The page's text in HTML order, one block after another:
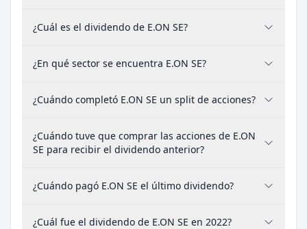
¿Cuál es el dividendo de E.ON SE?
¿En qué sector se encuentra E.ON SE?
¿Cuándo completó E.ON SE un split de acciones?
¿Cuándo tuve que comprar las acciones de E.ON
SE para recibir el dividendo anterior?
¿Cuándo pagó E.ON SE el último dividendo?
¿Cuál fue el dividendo de E.ON SE en 2022?